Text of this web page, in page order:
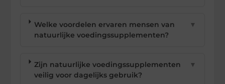
Welke voordelen ervaren mensen van
natuurlijke voedingssupplementen?
▼
Zijn natuurlijke voedingssupplementen
veilig voor dagelijks gebruik?
▼